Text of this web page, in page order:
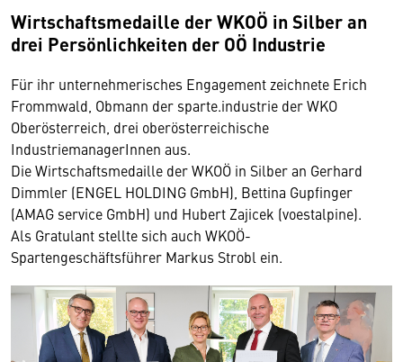
Wirtschaftsmedaille der WKOÖ in Silber an
drei Persönlichkeiten der OÖ Industrie
Für ihr unternehmerisches Engagement zeichnete Erich
Frommwald, Obmann der sparte.industrie der WKO
Oberösterreich, drei oberösterreichische
IndustriemanagerInnen aus.
Die Wirtschaftsmedaille der WKOÖ in Silber an Gerhard
Dimmler (ENGEL HOLDING GmbH), Bettina Gupfinger
(AMAG service GmbH) und Hubert Zajicek (voestalpine).
Als Gratulant stellte sich auch WKOÖ-
Spartengeschäftsführer Markus Strobl ein.